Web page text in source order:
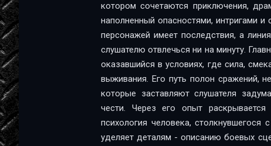
котором сочетаются приключения,
наполненный опасностями, интригами
персонажей имеет последствия, а
слушателю отвлечься ни на минуту.
оказавшийся в условиях, где сила,
выживания. Его путь полон сражений,
которые заставляют слушателя
чести. Через его опыт
психология человека,
уделяет деталям - описанию боевых